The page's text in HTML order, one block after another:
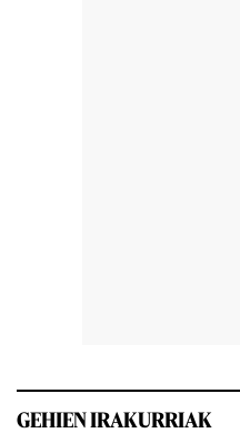
GEHIEN IRAKURRIAK